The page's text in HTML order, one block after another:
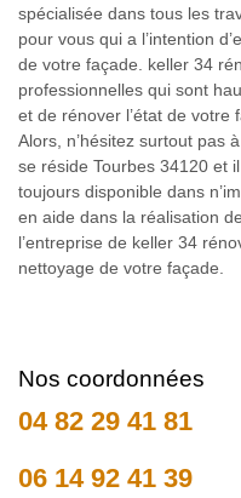
spécialisée dans tous les
pour vous qui a l’intention
de votre façade. keller 34
professionnelles qui sont
et de rénover l’état de votre
Alors, n’hésitez surtout pas
se réside Tourbes 34120 et
toujours disponible dans
en aide dans la réalisation
l’entreprise de keller 34
nettoyage de votre façade.
Nos coordonnées
04 82 29 41 81
06 14 92 41 39